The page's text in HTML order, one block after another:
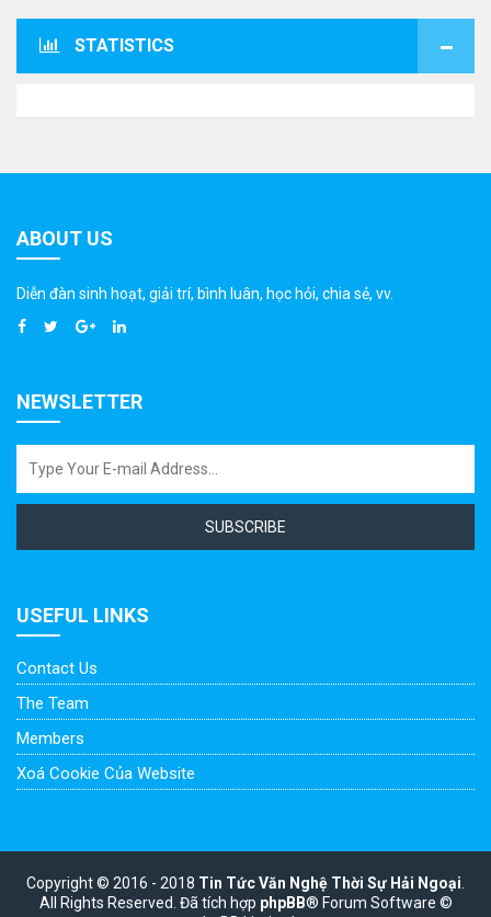
STATISTICS
ABOUT US
Diễn đàn sinh hoạt, giải trí, bình luân, học hỏi, chia sẻ, vv.
NEWSLETTER
SUBSCRIBE
USEFUL LINKS
Contact Us
The Team
Members
Xoá Cookie Của Website
Copyright © 2016 - 2018 Tin Tức Văn Nghệ Thời Sự Hải Ngoại
All Rights Reserved. Đã tích hợp phpBB® Forum Software ©